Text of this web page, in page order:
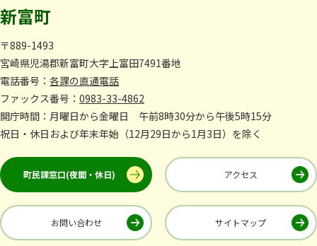
新富町
〒889-1493
宮崎県児湯郡新富町大字上富田7491番地
電話番号： 各課の直通電話
ファックス番号： 0983-33-4862
開庁時間：月曜日から金曜日 午前8時30分から午後5時15分
祝日・休日および年末年始（12月29日から1月3日）を除く
町民課窓口(夜間・休日) アクセス
お問い合わせ サイトマップ